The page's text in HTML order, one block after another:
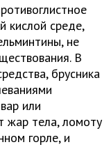
кислой среде,
не
В
брусника
или
жар тела, ломоту
горле, и